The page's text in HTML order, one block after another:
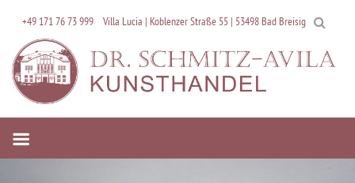
content
+49 171 76 73 999 Villa Lucia | Koblenzer Straße 55 | 53498 Bad Breisig